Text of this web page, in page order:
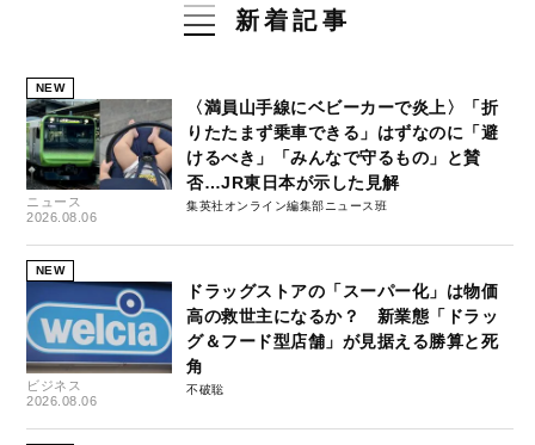
新着記事
NEW
ニュース
2026.08.06
〈満員山手線にベビーカーで炎上〉「折
りたたまず乗車できる」はずなのに「避
けるべき」「みんなで守るもの」と賛
否…JR東日本が示した見解
集英社オンライン編集部ニュース班
NEW
ビジネス
2026.08.06
ドラッグストアの「スーパー化」は物価
高の救世主になるか？ 新業態「ドラッ
グ＆フード型店舗」が見据える勝算と死
角
不破聡